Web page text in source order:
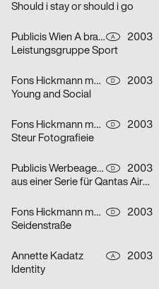
Should i stay or should i go
Publicis Wien A brand of Publicis Group Austria A
2003
Leistungsgruppe Sport
Fons Hickmann m23 D
2003
Young and Social
Fons Hickmann m23 D
2003
Steur Fotografieie
Publicis Werbeagentur GmbH D
2003
aus einer Serie für Qantas Airways Limited: one-way
Fons Hickmann m23 D
2003
Seidenstraße
Annette Kadatz A
2003
Identity